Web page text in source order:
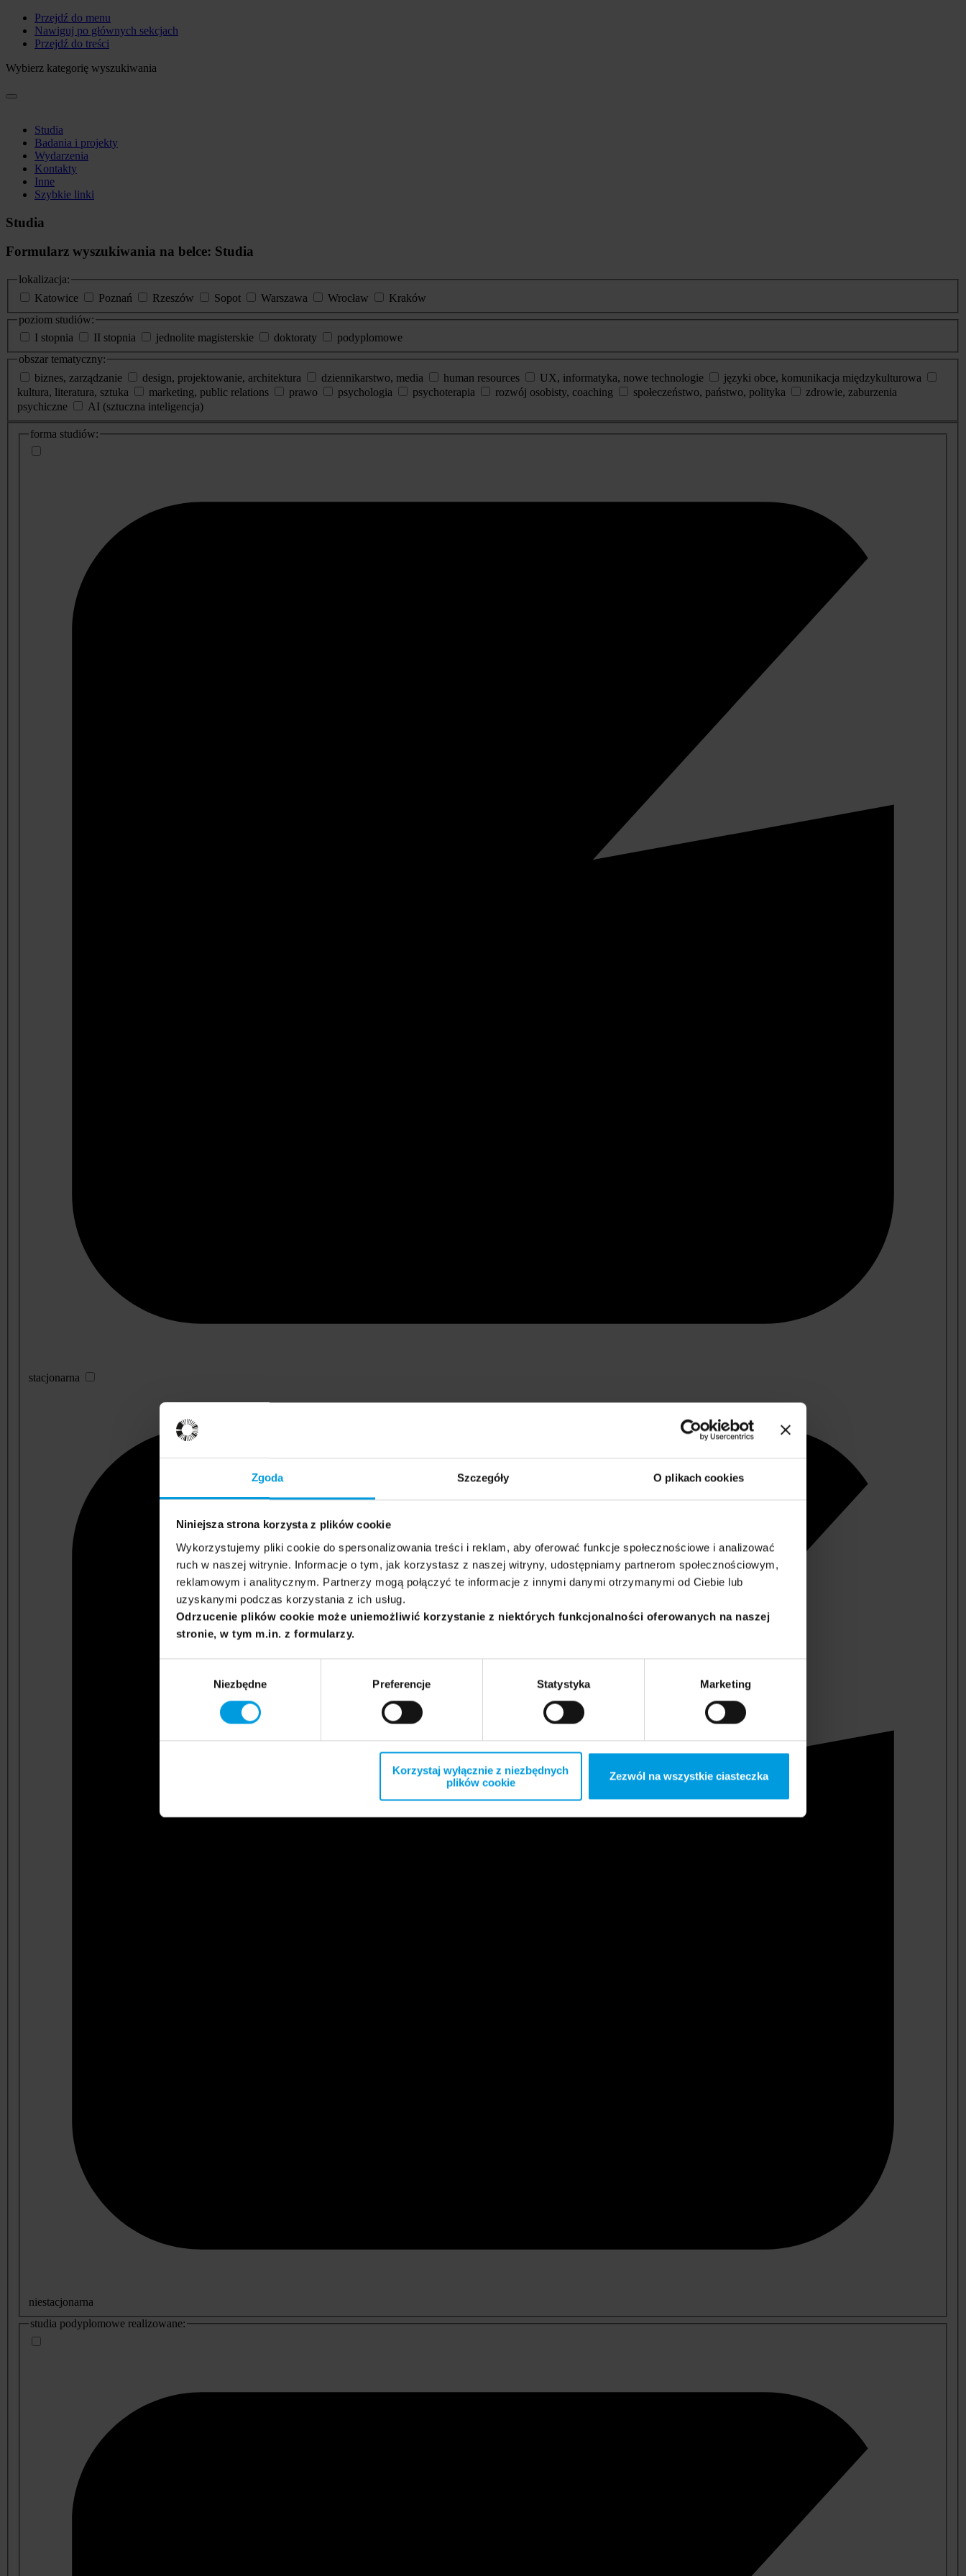
Zgoda Szczegóły O plikach cookies
Niniejsza strona korzysta z plików cookie
Wykorzystujemy pliki cookie do spersonalizowania treści i reklam, aby oferować funkcje społecznościowe i analizować
ruch w naszej witrynie. Informacje o tym, jak korzystasz z naszej witryny, udostępniamy partnerom społecznościowym,
reklamowym i analitycznym. Partnerzy mogą połączyć te informacje z innymi danymi otrzymanymi od Ciebie lub
uzyskanymi podczas korzystania z ich usług.
Odrzucenie plików cookie może uniemożliwić korzystanie z niektórych funkcjonalności oferowanych na naszej
stronie, w tym m.in. z formularzy.
Niezbędne Preferencje Statystyka Marketing
Korzystaj wyłącznie z niezbędnych
plików cookie
Zezwól na wszystkie ciasteczka
Przejdź do menu
Nawiguj po głównych sekcjach
Przejdź do treści
Wybierz kategorię wyszukiwania
Studia
Badania i projekty
Wydarzenia
Kontakty
Inne
Szybkie linki
Studia
Formularz wyszukiwania na belce: Studia
lokalizacja:
Katowice
Poznań Rzeszów Sopot Warszawa Wrocław
Kraków
poziom studiów:
I stopnia
II stopnia jednolite magisterskie doktoraty
podyplomowe
obszar tematyczny:
biznes, zarządzanie
design, projektowanie, architektura dziennikarstwo, media human resources UX, informatyka, nowe technologie
języki obce, komunikacja międzykulturowa
kultura, literatura, sztuka
marketing, public relations prawo psychologia psychoterapia rozwój osobisty, coaching społeczeństwo, państwo, polityka
zdrowie, zaburzenia
psychiczne
AI (sztuczna inteligencja)
dodatkowe
informacje
forma studiów:
stacjonarna
niestacjonarna
studia podyplomowe realizowane: